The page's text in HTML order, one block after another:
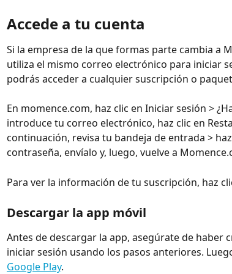
Accede a tu cuenta
Si la empresa de la que formas parte cambia a
utiliza el mismo correo electrónico para iniciar
podrás acceder a cualquier suscripción o
En momence.com, haz clic en Iniciar sesión >
introduce tu correo electrónico, haz clic en
continuación, revisa tu bandeja de entrada >
contraseña, envíalo y, luego, vuelve a
Para ver la información de tu suscripción, haz
Descargar la app móvil
Antes de descargar la app, asegúrate de haber
iniciar sesión usando los pasos anteriores.
Google Play.